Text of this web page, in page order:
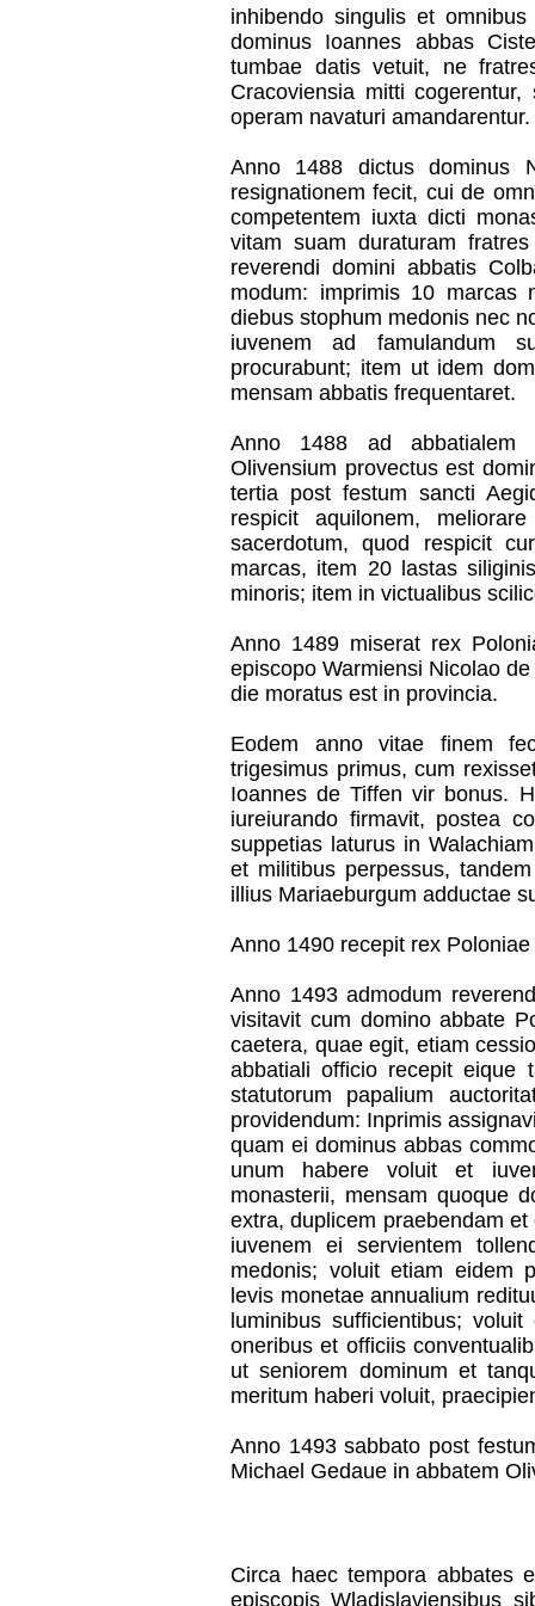
inhibendo singulis et
dominus Ioannes abbas
tumbae datis vetuit, ne
Cracoviensia mitti
operam navaturi amandarentur.
Anno 1488 dictus dominus
resignationem fecit, cui de
competentem iuxta dicti
vitam suam duraturam
reverendi domini abbatis
modum: imprimis 10 marcas
diebus stophum medonis nec
iuvenem ad famulandum
procurabunt; item ut idem
mensam abbatis frequentaret.
Anno 1488 ad abbatialem
Olivensium provectus est
tertia post festum sancti
respicit aquilonem,
sacerdotum, quod respicit
marcas, item 20 lastas
minoris; item in victualibus
Anno 1489 miserat rex
episcopo Warmiensi Nicolao
die moratus est in provincia.
Eodem anno vitae finem
trigesimus primus, cum
Ioannes de Tiffen vir bonus.
iureiurando firmavit, postea
suppetias laturus in
et militibus perpessus,
illius Mariaeburgum adductae
Anno 1490 recepit rex
Anno 1493 admodum
visitavit cum domino abbate
caetera, quae egit, etiam
abbatiali officio recepit eique
statutorum papalium
providendum: Inprimis
quam ei dominus abbas
unum habere voluit et
monasterii, mensam quoque
extra, duplicem praebendam
iuvenem ei servientem
medonis; voluit etiam eidem
levis monetae annualium
luminibus sufficientibus;
oneribus et officiis
ut seniorem dominum et
meritum haberi voluit,
Anno 1493 sabbato post
Michael Gedaue in abbatem
Circa haec tempora abbates
episcopis Wladislaviensibus